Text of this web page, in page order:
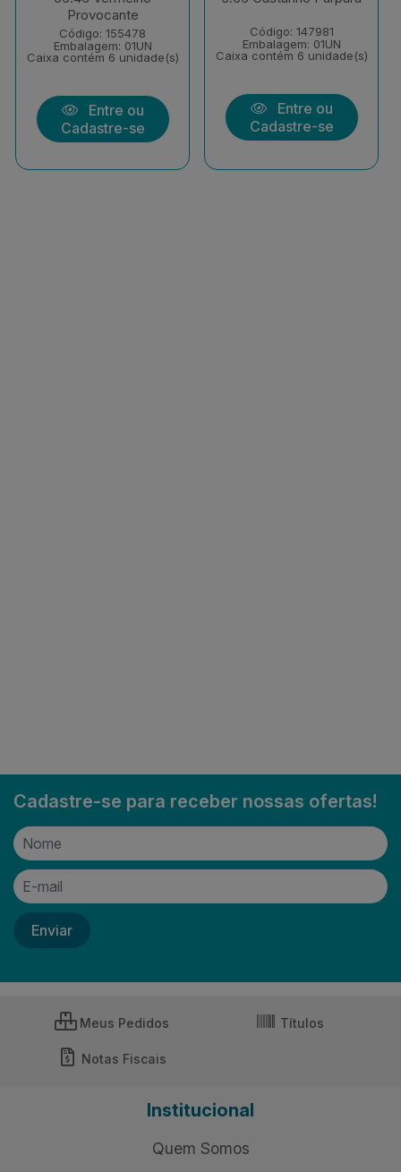
Provocante
Código: 155478
Embalagem: 01UN
Caixa contém 6 unidade(s)
Entre ou
Cadastre-se
Código: 147981
Embalagem: 01UN
Caixa contém 6 unidade(s)
Entre ou
Cadastre-se
Cadastre-se para receber nossas ofertas!
Meus Pedidos Títulos
Notas Fiscais
Institucional
Quem Somos